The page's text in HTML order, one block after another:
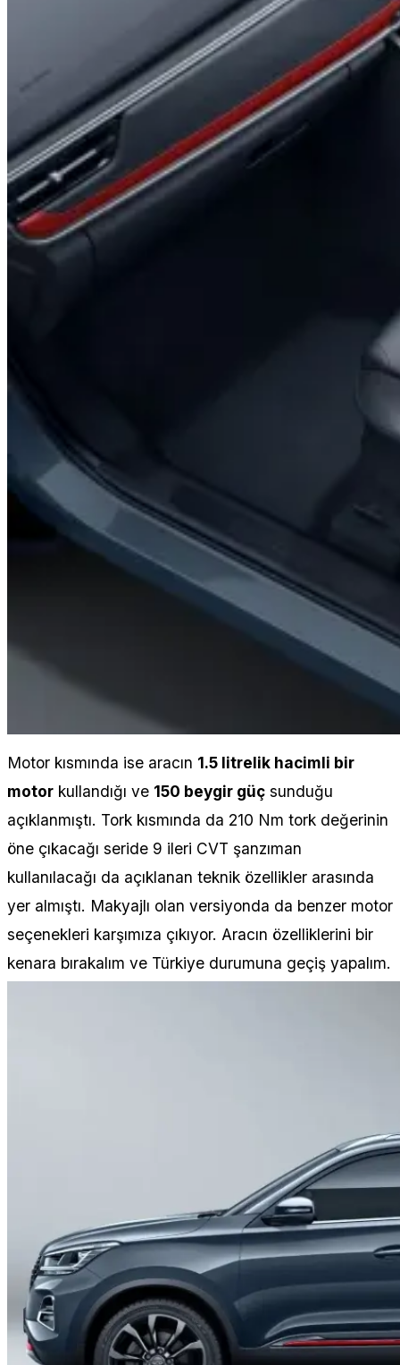
Motor kısmında ise aracın 1.5 litrelik hacimli bir
motor kullandığı ve 150 beygir güç sunduğu
açıklanmıştı. Tork kısmında da 210 Nm tork değerinin
öne çıkacağı seride 9 ileri CVT şanzıman
kullanılacağı da açıklanan teknik özellikler arasında
yer almıştı. Makyajlı olan versiyonda da benzer motor
seçenekleri karşımıza çıkıyor. Aracın özelliklerini bir
kenara bırakalım ve Türkiye durumuna geçiş yapalım.